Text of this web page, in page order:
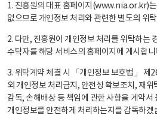
1. 진흥원의 대표 홈페이지(www.nia.or.kr)는
없으므로 개인정보 처리와 관련한 별도의 위
2. 다만, 진흥원이 개인정보 처리를 위탁하는
수탁자를 해당 서비스의 홈페이지에 게시합니
3. 위탁계약 체결 시 「개인정보 보호법」 제
외 개인정보 처리금지, 안전성 확보조치, 재위
감독, 손해배상 등 책임에 관한 사항을 계약서
개인정보를 안전하게 처리하는지를 감독하겠